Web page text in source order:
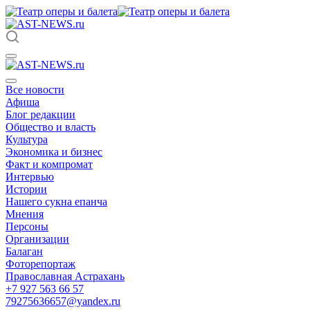
Все новости
Афиша
Блог редакции
Общество и власть
Культура
Экономика и бизнес
Факт и компромат
Интервью
Истории
Нашего сукна епанча
Мнения
Персоны
Организации
Балаган
Фоторепортаж
Православная Астрахань
+7 927 563 66 57
79275636657@yandex.ru